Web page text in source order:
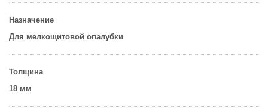
Назначение
Для мелкощитовой опалубки
Толщина
18 мм